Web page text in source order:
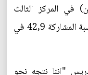
في المركز الثالث
بحصولها على 47 مقعدا. وبلغت نسبة المشاركة 42,9 في